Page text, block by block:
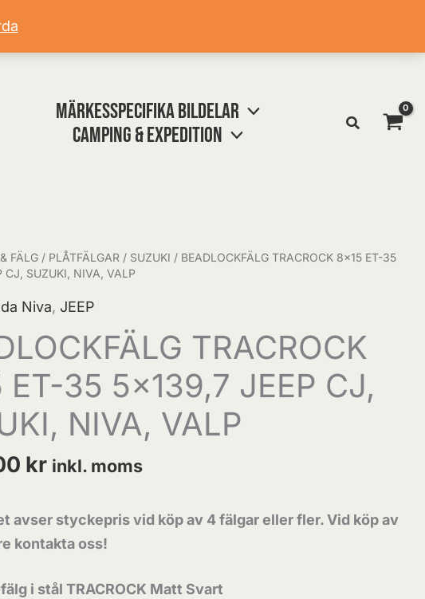
MÄRKESSPECIFIKA BILDELAR
CAMPING & EXPEDITION
FÄLG / PLÅTFÄLGAR / SUZUKI / BEADLOCKFÄLG TRACROCK 8×15 ET-35
CJ, SUZUKI, NIVA, VALP
Niva, JEEP
TRACROCK
ET-35 5×139,7 JEEP CJ,
NIVA, VALP
kr inkl. moms
avser styckepris vid köp av 4 fälgar eller fler. Vid köp av
kontakta oss!
i stål TRACROCK Matt Svart